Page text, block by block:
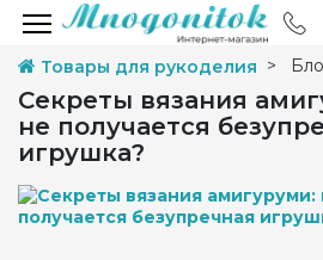
Товары для рукоделия
Секреты вязания
не получается
игрушка?